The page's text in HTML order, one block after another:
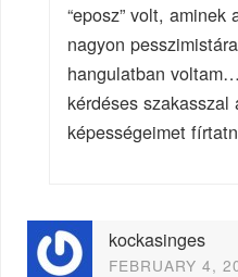
“eposz” volt,
nagyon
hangulatban
kérdéses szakasszal
képességeimet
kockasinges
FEBRUARY 4,